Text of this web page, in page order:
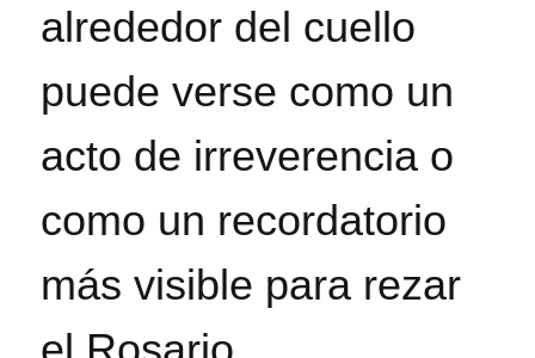
alrededor del cuello
puede verse como un
acto de irreverencia o
como un recordatorio
más visible para rezar